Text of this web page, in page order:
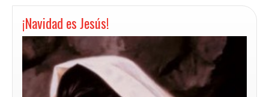
¡Navidad es Jesús!